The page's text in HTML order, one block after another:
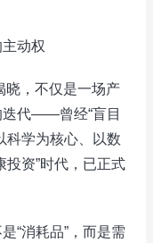
动权
，不仅是一场产
迭代——曾经“盲目
科学为核心、以数
投资”时代，已正式
消耗品”，而是需